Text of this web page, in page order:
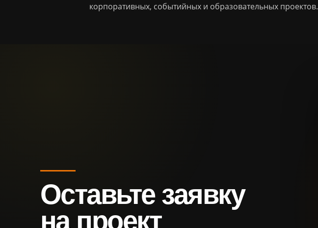
корпоративных, событийных и образовательных проектов.
Оставьте заявку
на проект